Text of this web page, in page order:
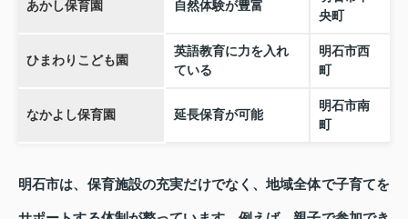
あかし保育園 自然体験が豊富
央町
ひまわりこども園
英語教育に力を入れ
ている
明石市西
町
なかよし保育園 延長保育が可能
明石市南
町
明石市は、保育施設の充実だけでなく、地域全体で子育てを